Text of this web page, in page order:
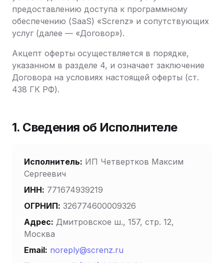
предоставлению доступа к программному
обеспечению (SaaS) «Screnz» и сопутствующих
услуг (далее — «Договор»).
Акцепт оферты осуществляется в порядке,
указанном в разделе 4, и означает заключение
Договора на условиях настоящей оферты (ст.
438 ГК РФ).
1. Сведения об Исполнителе
Исполнитель: ИП Четвертков Максим
Сергеевич
ИНН: 771674939219
ОГРНИП: 326774600009326
Адрес: Дмитровское ш., 157, стр. 12,
Москва
Email: noreply@screnz.ru